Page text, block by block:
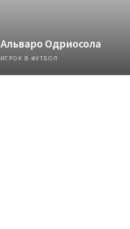
Альваро Одриосола
ИГРОК В ФУТБОЛ